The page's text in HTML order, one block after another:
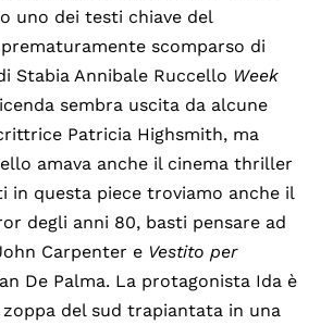
uno dei testi chiave del
scomparso di
Stabia Annibale Ruccello Week
sembra uscita da alcune
Patricia Highsmith, ma
amava anche il cinema thriller
in questa piece troviamo anche il
degli anni 80, basti pensare ad
Carpenter e Vestito per
De Palma. La protagonista Ida è
del sud trapiantata in una